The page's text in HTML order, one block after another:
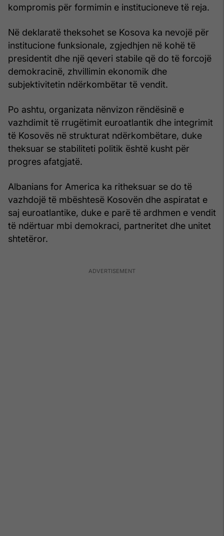
kompromis për formimin e institucioneve të reja.
Në deklaratë theksohet se Kosova ka nevojë për
institucione funksionale, zgjedhjen në kohë të
presidentit dhe një qeveri stabile që do të forcojë
demokracinë, zhvillimin ekonomik dhe
subjektivitetin ndërkombëtar të vendit.
Po ashtu, organizata nënvizon rëndësinë e
vazhdimit të rrugëtimit euroatlantik dhe integrimit
të Kosovës në strukturat ndërkombëtare, duke
theksuar se stabiliteti politik është kusht për
progres afatgjatë.
Albanians for America ka ritheksuar se do të
vazhdojë të mbështesë Kosovën dhe aspiratat e
saj euroatlantike, duke e parë të ardhmen e vendit
të ndërtuar mbi demokraci, partneritet dhe unitet
shtetëror.